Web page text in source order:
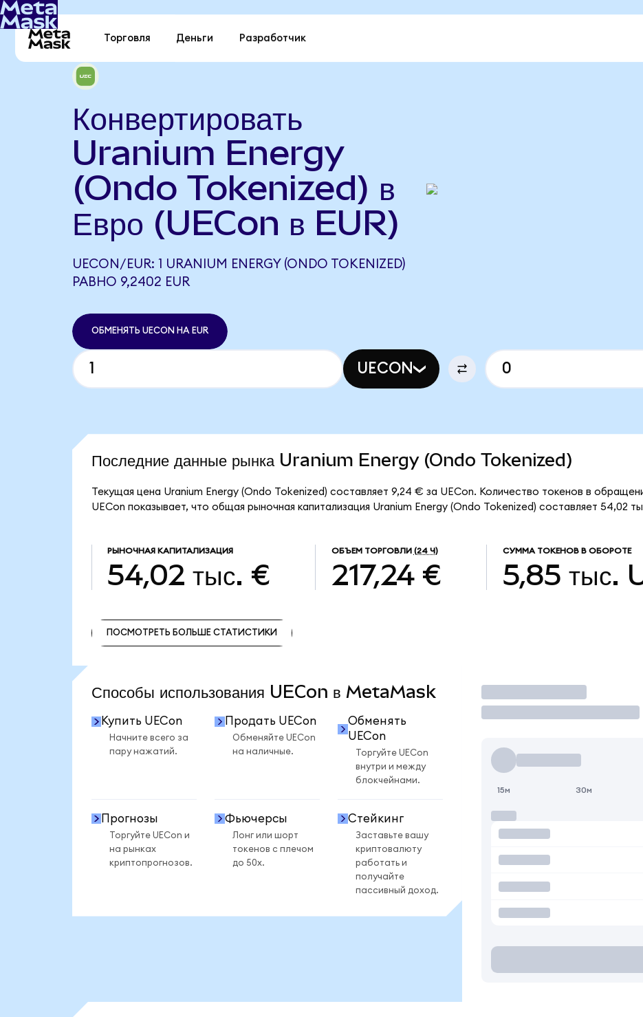
Торговля Деньги Разработчик
Конвертировать
Uranium Energy
(Ondo Tokenized) в
Евро (UECon в EUR)
UECON/EUR: 1 URANIUM ENERGY (ONDO TOKENIZED)
РАВНО 9,2402 EUR
ОБМЕНЯТЬ UECON НА EUR
UECON
Последние данные рынка Uranium Energy (Ondo Tokenized)
Текущая цена Uranium Energy (Ondo Tokenized) составляет 9,24 € за UECon. Количество токенов в
UECon показывает, что общая рыночная капитализация Uranium Energy (Ondo Tokenized) составляет 54,02
РЫНОЧНАЯ КАПИТАЛИЗАЦИЯ
54,02 тыс. €
ОБЪЕМ ТОРГОВЛИ (24 Ч)
217,24 €
СУММА ТОКЕНОВ В ОБОРОТЕ
5,85 тыс.
ПОСМОТРЕТЬ БОЛЬШЕ СТАТИСТИКИ
Способы использования UECon в MetaMask
Купить UECon
Начните всего за
пару нажатий.
Продать UECon
Обменяйте UECon
на наличные.
Обменять
UECon
Торгуйте UECon
внутри и между
блокчейнами.
Прогнозы
Торгуйте UECon и
на рынках
криптопрогнозов.
Фьючерсы
Лонг или шорт
токенов с плечом
до 50x.
Стейкинг
Заставьте вашу
криптовалюту
работать и
получайте
пассивный доход.
Торговать
15м 30м